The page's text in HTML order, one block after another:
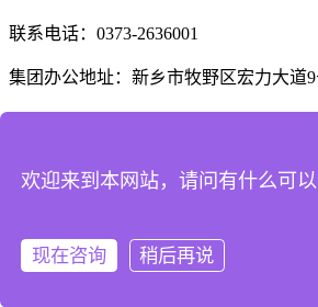
联系电话：0373-2636001
集团办公地址：新乡市牧野区宏力大道
河南省商丘市梁园区晨风大
Copyright © 2025 利菲尔特（商标：净
欢迎来到本网站，请问有什么可以
现在咨询 稍后再说